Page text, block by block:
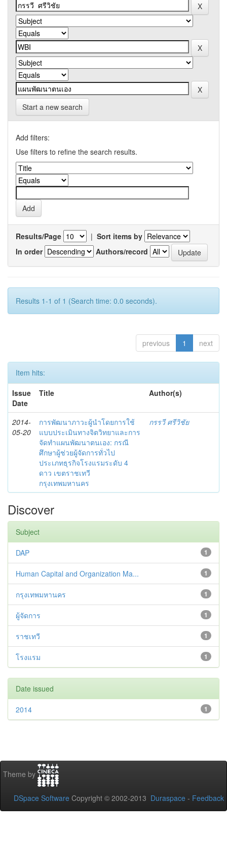
Start a new search
Add filters:
Use filters to refine the search results.
Results/Page | Sort items by
In order
Authors/record
Results 1-1 of 1 (Search time: 0.0 seconds).
previous 1 next
Item hits:
Issue
Date
Title Author(s)
2014-
05-20
การพัฒนาภาวะผู้นำโดยการใช้
แบบประเมินทางจิตวิทยาและการ
จัดทำแผนพัฒนาตนเอง: กรณี
ศึกษาผู้ช่วยผู้จัดการทั่วไป
ประเภทธุรกิจโรงแรมระดับ 4
ดาว เขตราชเทวี
กรุงเทพมหานคร
กรรวี ศรีวิชัย
Discover
Subject
1
DAP
1
Human Capital and Organization Ma...
1
กรุงเทพมหานคร
1
ผู้จัดการ
1
ราชเทวี
1
โรงแรม
Date issued
1
2014
Theme by
DSpace Software Copyright © 2002-2013 Duraspace - Feedback